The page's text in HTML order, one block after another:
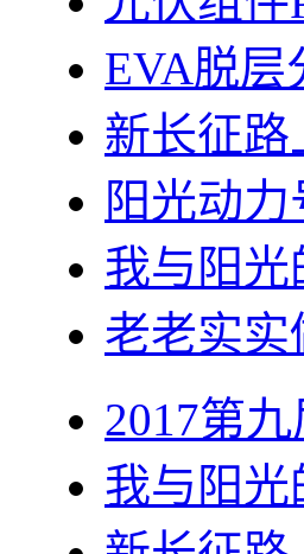
EVA脱层
新长征
阳光动
我与阳光
老老实
2017第
我与阳光